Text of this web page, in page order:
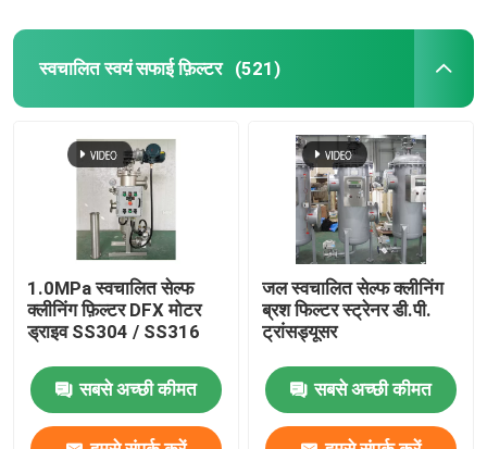
स्वचालित स्वयं सफाई फ़िल्टर (521)
1.0MPa स्वचालित सेल्फ
क्लीनिंग फ़िल्टर DFX मोटर
ड्राइव SS304 / SS316
सबसे अच्छी कीमत
जल स्वचालित सेल्फ क्लीनिंग
ब्रश फिल्टर स्ट्रेनर डी.पी.
ट्रांसड्यूसर
सबसे अच्छी कीमत